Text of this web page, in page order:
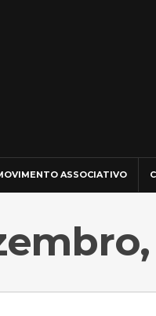
ASSOCIATIVO